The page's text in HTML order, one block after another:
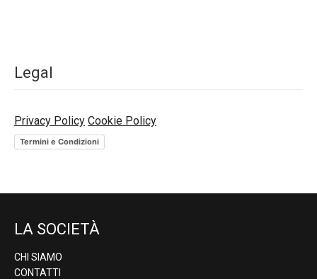
Legal
Privacy Policy Cookie Policy
Termini e Condizioni
LA SOCIETÀ
CHI SIAMO
CONTATTI